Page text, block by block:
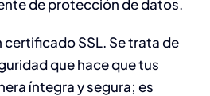
de protección de datos.
certificado SSL. Se trata de
que hace que tus
íntegra y segura; es